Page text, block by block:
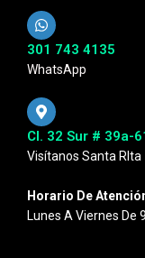
301 743 4135
WhatsApp
Cl. 32 Sur # 39a-
Visítanos Santa RIta
Horario De
Lunes A Viernes De